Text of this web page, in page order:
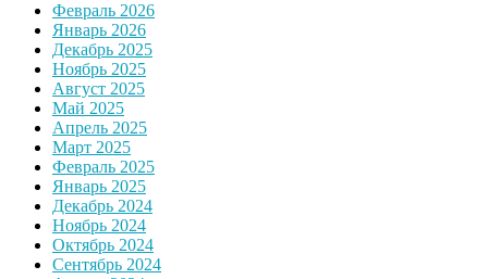
Февраль 2026
Январь 2026
Декабрь 2025
Ноябрь 2025
Август 2025
Май 2025
Апрель 2025
Март 2025
Февраль 2025
Январь 2025
Декабрь 2024
Ноябрь 2024
Октябрь 2024
Сентябрь 2024